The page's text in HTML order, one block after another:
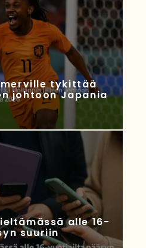
tykittää
johtoon Japania
alle 16-
suuriin